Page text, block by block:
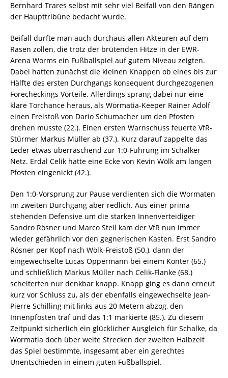
Bernhard Trares selbst mit sehr viel Beifall von den Rängen
der Haupttribüne bedacht wurde.
Beifall durfte man auch durchaus allen Akteuren auf dem
Rasen zollen, die trotz der brütenden Hitze in der EWR-
Arena Worms ein Fußballspiel auf gutem Niveau zeigten.
Dabei hatten zunächst die kleinen Knappen ob eines bis zur
Hälfte des ersten Durchgangs konsequent durchgezogenen
Forecheckings Vorteile. Allerdings sprang dabei nur eine
klare Torchance heraus, als Wormatia-Keeper Rainer Adolf
einen Freistoß von Dario Schumacher um den Pfosten
drehen musste (22.). Einen ersten Warnschuss feuerte VfR-
Stürmer Markus Müller ab (37.). Kurz darauf zappelte das
Leder etwas überraschend zur 1:0-Führung im Schalker
Netz. Erdal Celik hatte eine Ecke von Kevin Wölk am langen
Pfosten eingenickt (42.).
Den 1:0-Vorsprung zur Pause verdienten sich die Wormaten
im zweiten Durchgang aber redlich. Aus einer prima
stehenden Defensive um die starken Innenverteidiger
Sandro Rösner und Marco Steil kam der VfR nun immer
wieder gefährlich vor den gegnerischen Kasten. Erst Sandro
Rösner per Kopf nach Wölk-Freistoß (50.), dann der
eingewechselte Lucas Oppermann bei einem Konter (65.)
und schließlich Markus Müller nach Celik-Flanke (68.)
scheiterten nur denkbar knapp. Knapp ging es dann erneut
kurz vor Schluss zu, als der ebenfalls eingewechselte Jean-
Pierre Schilling mit links aus 20 Metern abzog, den
Innenpfosten traf und das 1:1 markierte (85.). Zu diesem
Zeitpunkt sicherlich ein glücklicher Ausgleich für Schalke, da
Wormatia doch über weite Strecken der zweiten Halbzeit
das Spiel bestimmte, insgesamt aber ein gerechtes
Unentschieden in einem guten Fußballspiel.